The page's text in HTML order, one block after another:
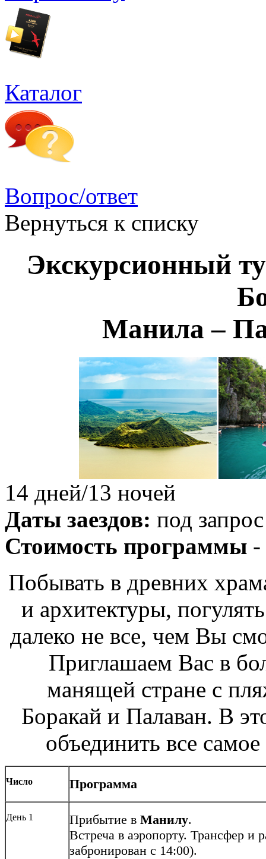
Каталог
Вопрос/ответ
Вернуться к списку
Экскурсионный
Манила –
14 дней/13 ночей
Даты заездов: под запрос
Стоимость программы
Побывать в древних
и архитектуры,
далеко не все, чем Вы
Приглашаем Вас в
манящей стране с
Боракай и Палаван. В
объединить все
Число Программа
День 1 Прибытие в Манилу.
Встреча в аэропорту. Трансфер и
забронирован с 14:00).